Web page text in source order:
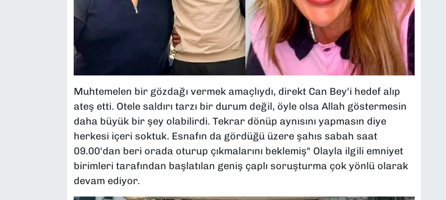
Muhtemelen bir gözdağı vermek amaçlıydı, direkt Can Bey'i hedef alıp
ateş etti. Otele saldırı tarzı bir durum değil, öyle olsa Allah göstermesin
daha büyük bir şey olabilirdi. Tekrar dönüp aynısını yapmasın diye
herkesi içeri soktuk. Esnafın da gördüğü üzere şahıs sabah saat
09.00'dan beri orada oturup çıkmalarını beklemiş" Olayla ilgili emniyet
birimleri tarafından başlatılan geniş çaplı soruşturma çok yönlü olarak
devam ediyor.